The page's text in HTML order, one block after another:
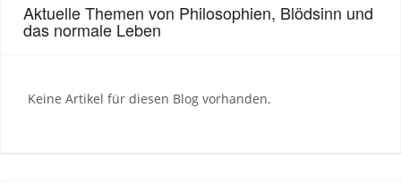
Aktuelle Themen von Philosophien, Blödsinn und
das normale Leben
Keine Artikel für diesen Blog vorhanden.